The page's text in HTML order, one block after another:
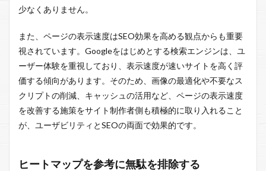
少なくありません。
また、ページの表示速度はSEO効果を高める観点からも重要
視されています。Googleをはじめとする検索エンジンは、ユ
ーザー体験を重視しており、表示速度が速いサイトを高く評
価する傾向があります。そのため、画像の最適化や不要なス
クリプトの削減、キャッシュの活用など、ページの表示速度
を改善する施策をサイト制作者側も積極的に取り入れること
が、ユーザビリティとSEOの両面で効果的です。
ヒートマップを参考に無駄を排除する